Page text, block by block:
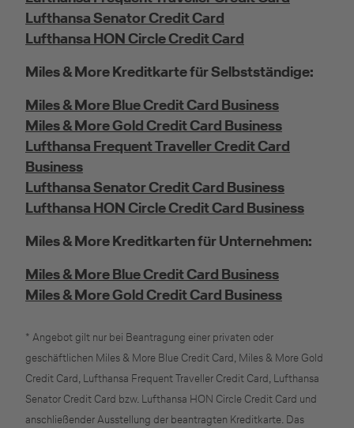
Lufthansa Senator Credit Card
Lufthansa HON Circle Credit Card
Miles & More Kreditkarte für Selbstständige:
Miles & More Blue Credit Card Business
Miles & More Gold Credit Card Business
Lufthansa Frequent Traveller Credit Card
Business
Lufthansa Senator Credit Card Business
Lufthansa HON Circle Credit Card Business
Miles & More Kreditkarten für Unternehmen:
Miles & More Blue Credit Card Business
Miles & More Gold Credit Card Business
* Angebot gilt nur bei Beantragung einer privaten oder
geschäftlichen Miles & More Blue Credit Card, Miles & More Gold
Credit Card, Lufthansa Frequent Traveller Credit Card, Lufthansa
Senator Credit Card bzw. Lufthansa HON Circle Credit Card und
anschließender Ausstellung der beantragten Kreditkarte. Das
Kreditkarte beantragen
Suchen Sie eine Kreditkarte für die private oder
geschäftliche Nutzung? Oder möchten Sie
Über die Auswahl gelangen Sie direkt in den
Geschäftliche Nutzung